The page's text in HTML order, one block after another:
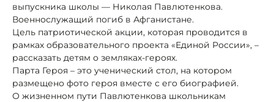
выпускника школы — Николая Павлютенкова.
Военнослужащий погиб в Афганистане.
Цель патриотической акции, которая проводится в
рамках образовательного проекта «Единой России», –
рассказать детям о земляках-героях.
Парта Героя – это ученический стол, на котором
размещено фото героя вместе с его биографией.
О жизненном пути Павлютенкова школьникам